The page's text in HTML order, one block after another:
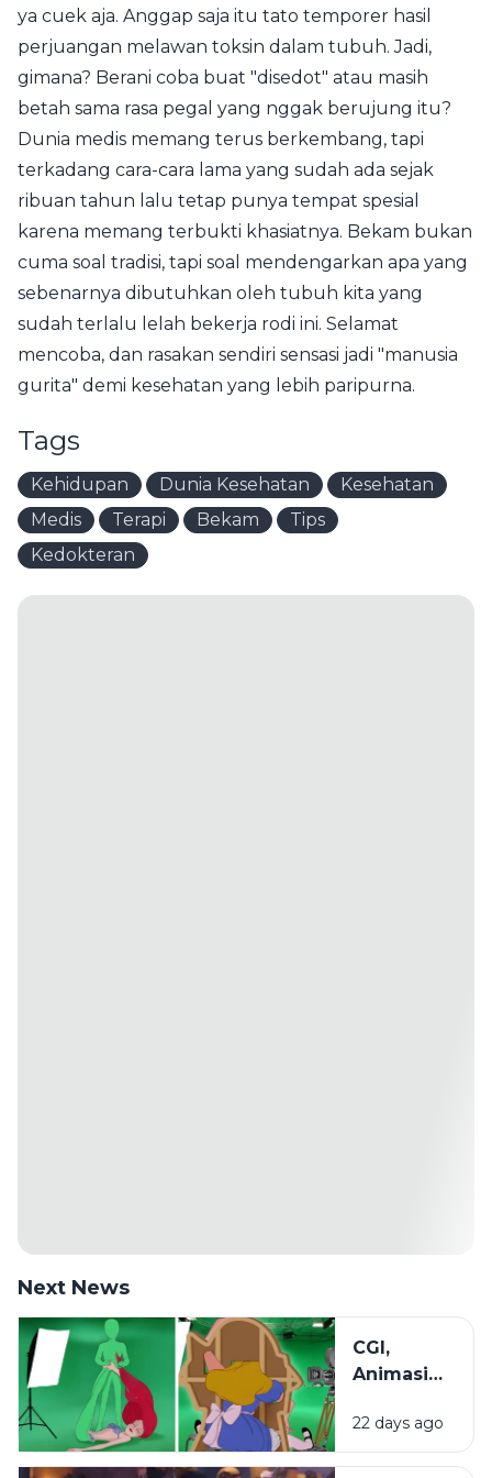
ya cuek aja. Anggap saja itu tato temporer hasil
perjuangan melawan toksin dalam tubuh. Jadi,
gimana? Berani coba buat "disedot" atau masih
betah sama rasa pegal yang nggak berujung itu?
Dunia medis memang terus berkembang, tapi
terkadang cara-cara lama yang sudah ada sejak
ribuan tahun lalu tetap punya tempat spesial
karena memang terbukti khasiatnya. Bekam bukan
cuma soal tradisi, tapi soal mendengarkan apa yang
sebenarnya dibutuhkan oleh tubuh kita yang
sudah terlalu lelah bekerja rodi ini. Selamat
mencoba, dan rasakan sendiri sensasi jadi "manusia
gurita" demi kesehatan yang lebih paripurna.
Tags
Kehidupan Dunia Kesehatan
Kesehatan
Medis
Terapi Bekam
Tips
Kedokteran
Next News
CGI,
Animasi
Stop
Motion:
22 days ago